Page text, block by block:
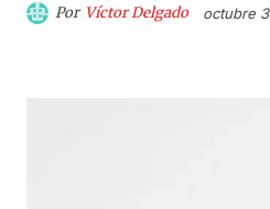
Por Víctor Delgado octubre